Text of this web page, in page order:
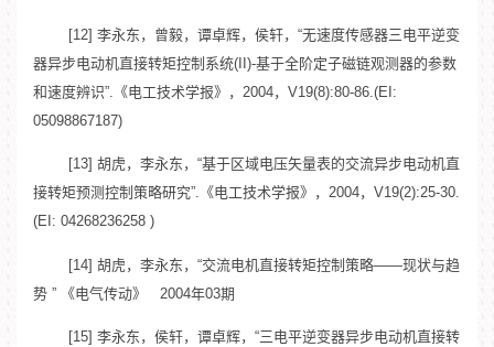
[12] 李永东，曾毅，谭卓辉，侯轩，“无速度传感器三电平逆变
器异步电动机直接转矩控制系统(II)-基于全阶定子磁链观测器的参数
和速度辨识”.《电工技术学报》，2004，V19(8):80-86.(EI:
05098867187)
[13] 胡虎，李永东，“基于区域电压矢量表的交流异步电动机直
接转矩预测控制策略研究”.《电工技术学报》，2004，V19(2):25-30.
(EI: 04268236258 )
[14] 胡虎，李永东，“交流电机直接转矩控制策略——现状与趋
势 ” 《电气传动》 2004年03期
[15] 李永东，侯轩，谭卓辉，“三电平逆变器异步电动机直接转